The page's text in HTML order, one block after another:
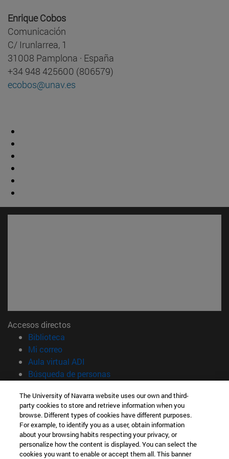
Enrique Cobos
Comunicación
C/ Irunlarrea, 1
31008 Pamplona · España
+34 948 425600 (806579)
ecobos@unav.es
Accesos directos
Biblioteca
Mi correo(abre en nueva ventana)
Aula virtual ADI
Búsqueda de personas(abre en nueva ventana)
Información
TFNO +34 948 42 56 00
¿QUÉ GRADO TE INTERESA?
¿QUÉ MÁSTER TE INTERESA?
© Universidad de Navarra
The University of Navarra website uses our own and third-
party cookies to store and retrieve information when you
browse. Different types of cookies have different purposes.
For example, to identify you as a user, obtain information
about your browsing habits respecting your privacy, or
personalize how the content is displayed. You can select the
cookies you want to enable or accept them all. This banner